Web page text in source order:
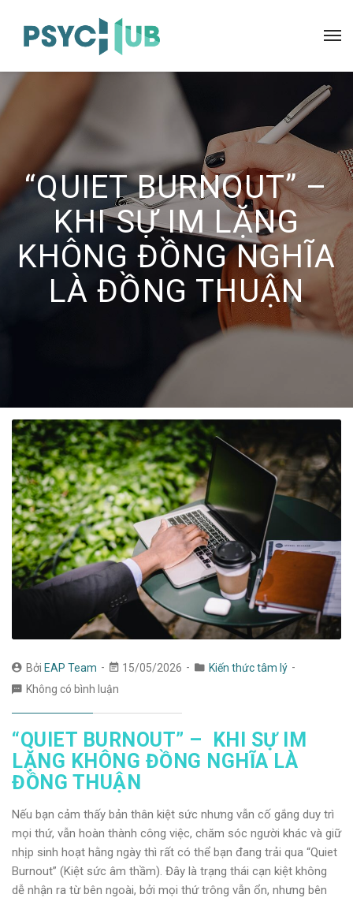
“QUIET BURNOUT” –
KHI SỰ IM LẶNG
KHÔNG ĐỒNG NGHĨA
LÀ ĐỒNG THUẬN
Bởi EAP Team 15/05/2026
Kiến thức tâm lý
Không có bình luận
“QUIET BURNOUT” –
KHI SỰ IM
LẶNG KHÔNG ĐỒNG NGHĨA LÀ
ĐỒNG THUẬN
Nếu bạn cảm thấy bản thân kiệt sức nhưng vẫn cố gắng duy trì
mọi thứ, vẫn hoàn thành công việc, chăm sóc người khác và giữ
nhịp sinh hoạt hằng ngày thì rất có thể bạn đang trải qua “Quiet
Burnout” (Kiệt sức âm thầm). Đây là trạng thái cạn kiệt không
dễ nhận ra từ bên ngoài, bởi mọi thứ trông vẫn ổn, nhưng bên